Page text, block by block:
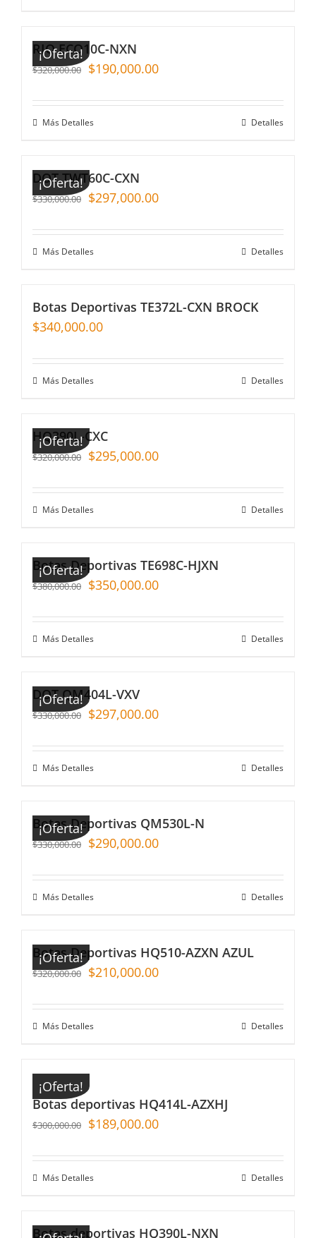
¡Oferta!
RIO ECO10C-NXN
$320,000.00 $190,000.00
Más Detalles Detalles
¡Oferta!
DOT TWT60C-CXN
$330,000.00 $297,000.00
Más Detalles Detalles
Botas Deportivas TE372L-CXN BROCK
$340,000.00
Más Detalles Detalles
¡Oferta!
HQ390L-CXC
$320,000.00 $295,000.00
Más Detalles Detalles
¡Oferta!
Botas Deportivas TE698C-HJXN
$380,000.00 $350,000.00
Más Detalles Detalles
¡Oferta!
DOT QM404L-VXV
$330,000.00 $297,000.00
Más Detalles Detalles
¡Oferta!
Botas Deportivas QM530L-N
$330,000.00 $290,000.00
Más Detalles Detalles
¡Oferta!
Botas Deportivas HQ510-AZXN AZUL
$320,000.00 $210,000.00
Más Detalles Detalles
¡Oferta!
Botas deportivas HQ414L-AZXHJ
$300,000.00 $189,000.00
Más Detalles Detalles
Botas deportivas HQ390L-NXN